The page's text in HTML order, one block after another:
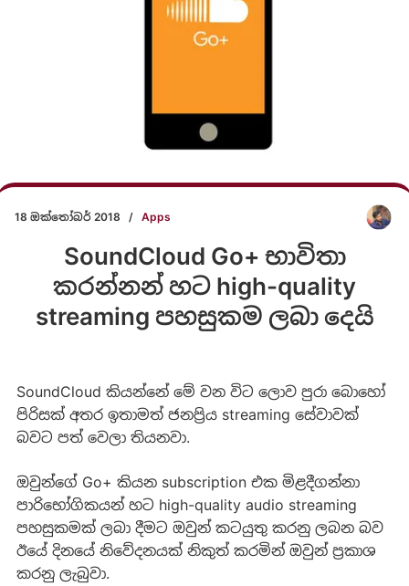
18 ඔක්තෝබර් 2018 / Apps
SoundCloud Go+ භාවිතා
කරන්නන් හට high-quality
streaming පහසුකම ලබා දෙයි
SoundCloud කියන්නේ මේ වන විට ලොව පුරා බොහෝ
පිරිසක් අතර ඉතාමත් ජනප්‍රිය streaming සේවාවක්
බවට පත් වෙලා තියනවා.
ඔවුන්ගේ Go+ කියන subscription එක මිළදීගන්නා
පාරිභෝගිකයන් හට high-quality audio streaming
පහසුකමක් ලබා දීමට ඔවුන් කටයුතු කරනු ලබන බව
ඊයේ දිනයේ නිවේදනයක් නිකුත් කරමින් ඔවුන් ප්‍රකාශ
කරනු ලැබුවා.